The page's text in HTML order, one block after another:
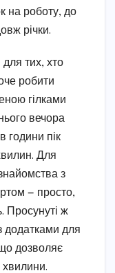
на роботу, до
річки.
тих, хто
робити
гілками
вечора
години пік
Для
з
— просто,
Просунуті ж
додатками для
дозволяє
хвилини.